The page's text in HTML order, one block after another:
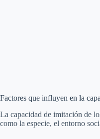
Factores que influyen en la
La capacidad de imitación de
como la especie, el entorno